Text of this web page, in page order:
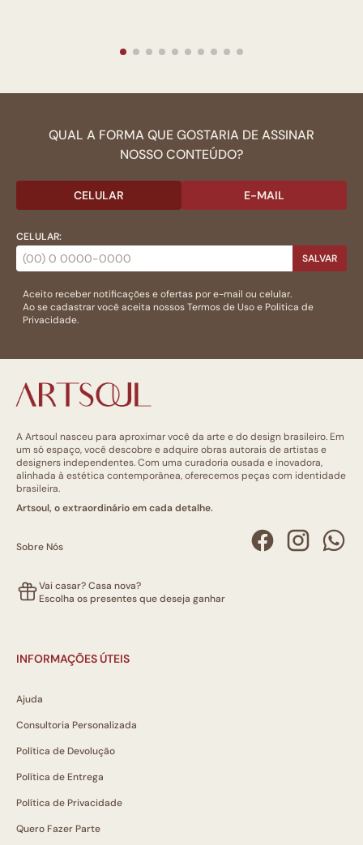
QUAL A FORMA QUE GOSTARIA DE ASSINAR
NOSSO CONTEÚDO?
CELULAR E-MAIL
CELULAR:
SALVAR
Aceito receber notificações e ofertas por e-mail ou celular.
Ao se cadastrar você aceita nossosTermos de Usoe Politica de
Privacidade.
A Artsoul nasceu para aproximar você da arte e do design brasileiro. Em
um só espaço, você descobre e adquire obras autorais de artistas e
designers independentes. Com uma curadoria ousada e inovadora,
alinhada à estética contemporânea, oferecemos peças com identidade
brasileira.
Artsoul, o extraordinário em cada detalhe.
Sobre Nós
Vai casar? Casa nova?
Escolha os presentes que deseja ganhar
INFORMAÇÕES ÚTEIS
Ajuda
Consultoria Personalizada
Política de Devolução
Política de Entrega
Política de Privacidade
Quero Fazer Parte